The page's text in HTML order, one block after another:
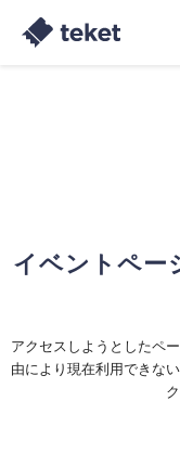
イベントペー
アクセスしようとしたペ
由により現在利用できな